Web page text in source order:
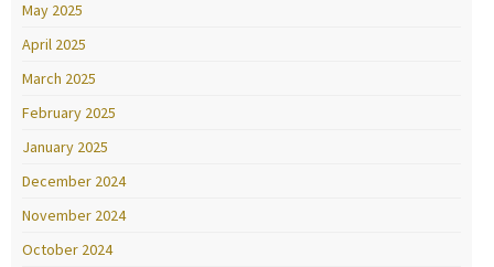
May 2025
April 2025
March 2025
February 2025
January 2025
December 2024
November 2024
October 2024